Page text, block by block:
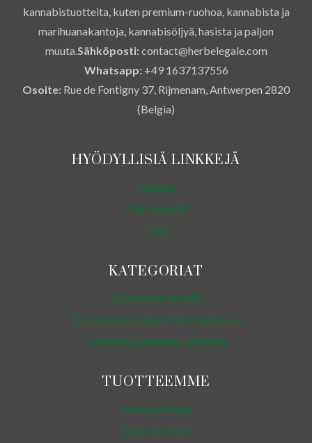
kannabistuotteita, kuten premium-ruohoa, kannabista ja
marihuanakantoja, kannabisöljyä, hasista ja paljon
muuta.Sähköposti:contact@herbelegale.com
Whatsapp:+49 1637137556
Osoite: Rue de Fontigny 37, Rijmenam, Antwerpen 2820
(Belgia)
HYÖDYLLISIÄ LINKKEJÄ
Kauppa
Ota yhteyttä
Tilini
KATEGORIAT
Osta ruoho netistä
Osta kannabisöljyä (THC) verkossa
Hasiksen ostaminen verkosta
TUOTTEEMME
Ruohotuotteet
Chop-tuotteet